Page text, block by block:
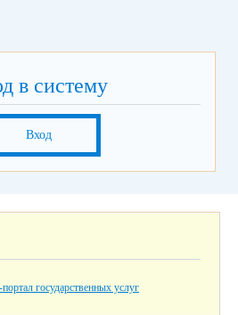
в систему
Вход
государственных услуг